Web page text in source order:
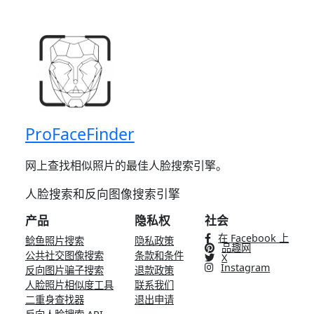
ProFaceFinder
网上查找相似照片的最佳人脸搜索引擎。
人脸搜索和反向图像搜索引擎
产品
鲶鱼照片搜索
公共社交图像搜索
反向图片骗子搜索
人脸照片相似度工具
二重身查找器
隐私权
隐私政策
条款和条件
退款政策
联系我们
退出申请
社会
在 Facebook 上
品趣网
X
Instagram